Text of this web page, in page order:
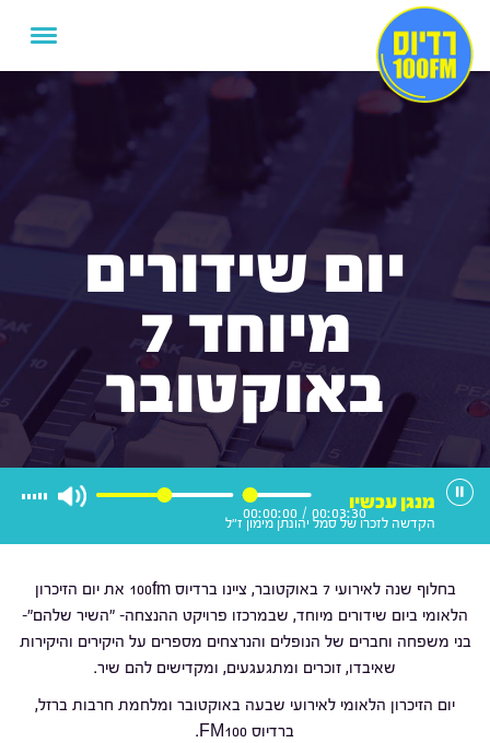
יום שידורים
מיוחד 7
באוקטובר
00:03:30
/
00:00:00
מנגן עכשיו
הקדשה לזכרו של סמל יהונתן מימון ז"ל
בחלוף שנה לאירועי 7 באוקטובר, ציינו ברדיוס 100fm את יום הזיכרון
הלאומי ביום שידורים מיוחד, שבמרכזו פרויקט ההנצחה- "השיר שלהם"-
בני משפחה וחברים של הנופלים והנרצחים מספרים על היקירים והיקירות
שאיבדו, זוכרים ומתגעגעים, ומקדישים להם שיר.
יום הזיכרון הלאומי לאירועי שבעה באוקטובר ומלחמת חרבות ברזל,
ברדיוס FM100.